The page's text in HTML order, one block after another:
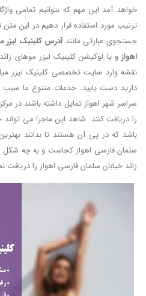
خواهد آمد این مهم که بتوانیم تمامی
ترتیب مورد استفاده قرار دهیم در این
جستجوی عبارتی مانندآدرس کلینیک لیزر
اهوازو یا لوکیشن کلینیک لیزر موهای
نقشه وارد سایت تخصصی کلینیک لیزر
دارید دست یابید. خدمات متنوع ما سبب
سراسر شهر اهواز تمایل داشته باشند در
را دریافت کنند. شاهد این ماجرا می
باشد که در پی آن هستند تا بدانند
سلمان فارسی اهواز کجاست و به چه شکل
زائد خیابان سلمان فارسی اهواز را دریافت